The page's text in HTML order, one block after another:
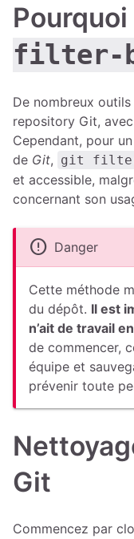
filter-
De nombreux
repository Git,
Cependant, pour un
de Git, git
et accessible,
concernant son
error Danger
Cette méthode
du dépôt. Il est
n’ait de travail
de commencer,
équipe et
prévenir toute
Git
Commencez par